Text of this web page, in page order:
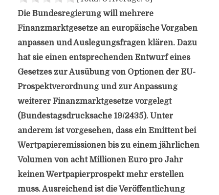
Die Bundesregierung will mehrere
Finanzmarktgesetze an europäische Vorgaben
anpassen und Auslegungsfragen klären. Dazu
hat sie einen entsprechenden Entwurf eines
Gesetzes zur Ausübung von Optionen der EU-
Prospektverordnung und zur Anpassung
weiterer Finanzmarktgesetze vorgelegt
(Bundestagsdrucksache 19/2435). Unter
anderem ist vorgesehen, dass ein Emittent bei
Wertpapieremissionen bis zu einem jährlichen
Volumen von acht Millionen Euro pro Jahr
keinen Wertpapierprospekt mehr erstellen
muss. Ausreichend ist die Veröffentlichung